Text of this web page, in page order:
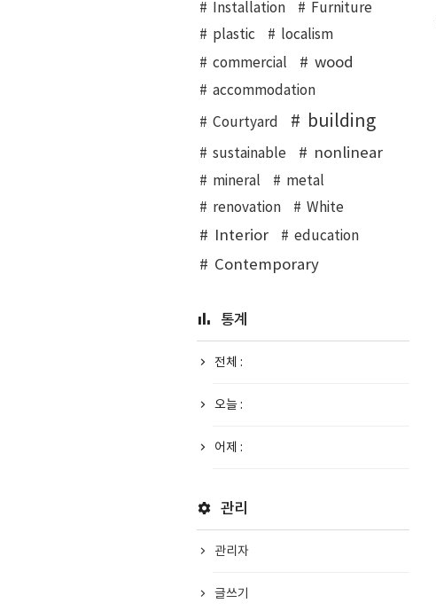
Installation
Furniture
plastic
localism
commercial
wood
accommodation
Courtyard building
sustainable nonlinear
mineral
metal
renovation
White
Interior education
Contemporary
통계
전체 :
오늘 :
어제 :
관리
관리자
글쓰기